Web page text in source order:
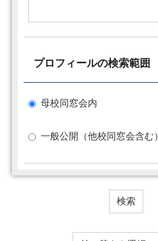
プロフィールの検索範囲
母校同窓会内
一般公開（他校同窓会含む）